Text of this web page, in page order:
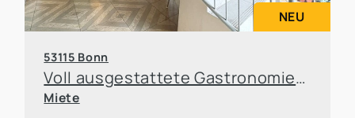
NEU
53115 Bonn
Voll ausgestattete Gastronomiefläche in Top-Lage von Bonn-Poppelsdorf
Miete